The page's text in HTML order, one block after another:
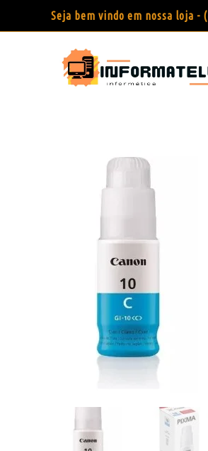
Seja bem vindo em nossa loja -